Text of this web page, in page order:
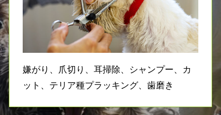
嫌がり、爪切り、耳掃除、シャンプー、カ
ット、テリア種プラッキング、歯磨き